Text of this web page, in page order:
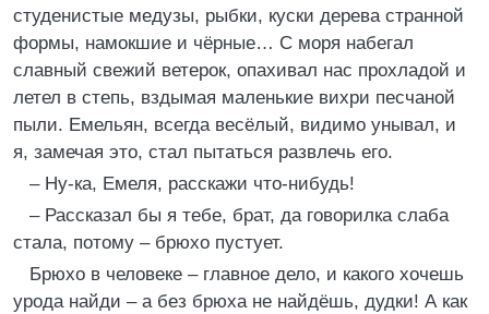
студенистые медузы, рыбки, куски дерева странной
формы, намокшие и чёрные… С моря набегал
славный свежий ветерок, опахивал нас прохладой и
летел в степь, вздымая маленькие вихри песчаной
пыли. Емельян, всегда весёлый, видимо унывал, и
я, замечая это, стал пытаться развлечь его.
– Ну-ка, Емеля, расскажи что-нибудь!
– Рассказал бы я тебе, брат, да говорилка слаба
стала, потому – брюхо пустует.
Брюхо в человеке – главное дело, и какого хочешь
урода найди – а без брюха не найдёшь, дудки! А как